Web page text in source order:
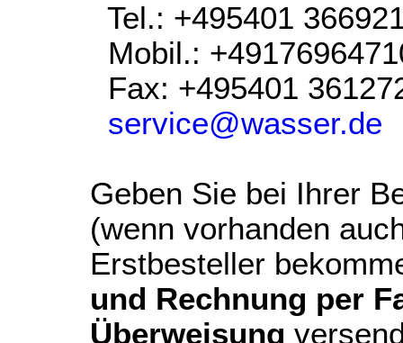
Tel.: +495401
Mobil.:
Fax: +495401
service@wasser.de
Geben Sie bei Ihrer
(wenn vorhanden
Erstbesteller
und Rechnung per
Überweisung